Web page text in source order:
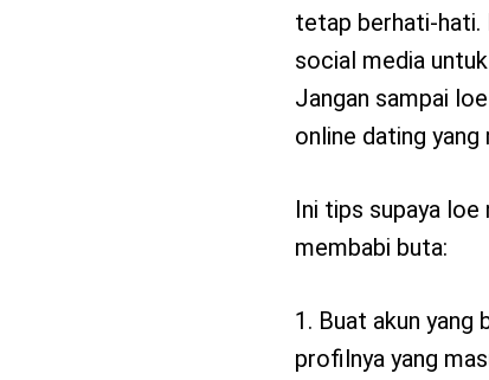
tetap berhati-hati.
social media
Jangan sampai
online dating yang
Ini tips supaya
membabi buta:
1. Buat akun yang
profilnya yang